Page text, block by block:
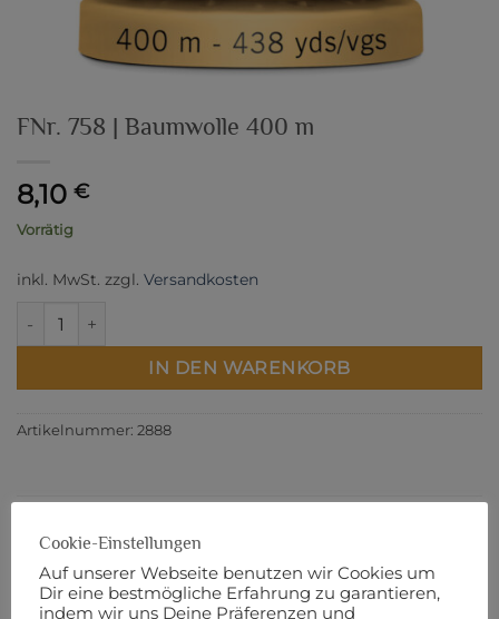
FNr. 758 | Baumwolle 400 m
8,10 €
Vorrätig
inkl. MwSt. zzgl. Versandkosten
IN DEN WARENKORB
Artikelnummer: 2888
BESCHREIBUNG
ZUSÄTZLICHE INFORMATIONEN
Cookie-Einstellungen
Auf unserer Webseite benutzen wir Cookies um
Dir eine bestmögliche Erfahrung zu garantieren,
indem wir uns Deine Präferenzen und